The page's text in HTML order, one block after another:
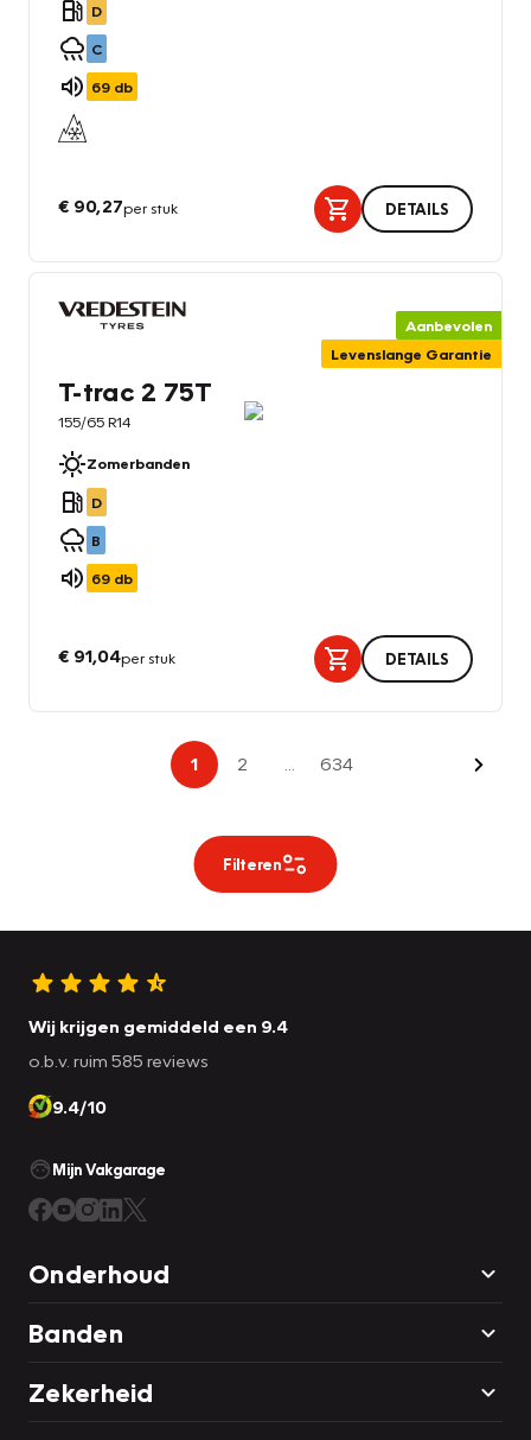
D
C
69 db
€ 90,27per stuk DETAILS
Aanbevolen
Levenslange Garantie
T-trac 2 75T
155/65 R14
Zomerbanden
D
B
69 db
€ 91,04per stuk DETAILS
1 2 634
Filteren
Wij krijgen gemiddeld een 9.4
o.b.v. ruim 585 reviews
9.4/10
Mijn Vakgarage
Onderhoud
Banden
Zekerheid